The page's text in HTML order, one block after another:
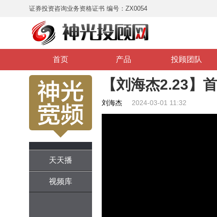
证券投资咨询业务资格证书 编号：ZX0054
首页 产品 投顾团队
天天播
视频库
【刘海杰2.23】
刘海杰 2024-03-01 11:32